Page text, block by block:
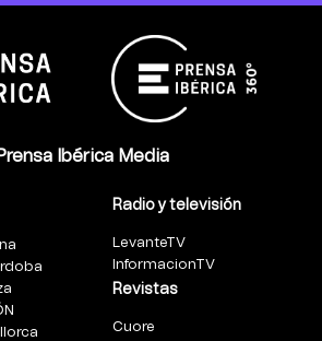
Ibérica Media
Radio y televisión
LevanteTV
InformacionTV
Revistas
Cuore